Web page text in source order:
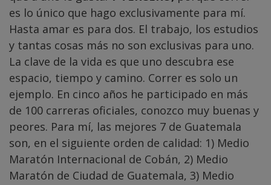
es lo único que hago exclusivamente para mí.
Hasta amar es para dos. El trabajo, los estudios
y tantas cosas más no son exclusivas para uno.
La clave de la vida es que uno descubra ese
espacio, tiempo y camino. Correr es solo un
ejemplo. En cinco años he participado en más
de 100 carreras oficiales, conozco muy buenas y
peores. Para mí, las mejores 7 de Guatemala
son, en el siguiente orden de calidad: 1) Medio
Maratón Internacional de Cobán, 2) Medio
Maratón de Ciudad de Guatemala, 3) Medio